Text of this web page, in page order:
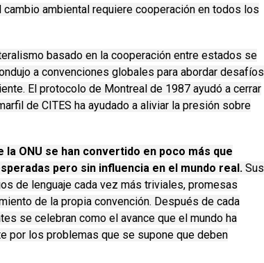
cambio ambiental requiere cooperación en todos los
basado en la cooperación entre estados se
a convenciones globales para abordar desafíos
El protocolo de Montreal de 1987 ayudó a cerrar
de CITES ha ayudado a aliviar la presión sobre
la ONU se han convertido en poco más que
pero sin influencia en el mundo real. Sus
de lenguaje cada vez más triviales, promesas
de la propia convención. Después de cada
se celebran como el avance que el mundo ha
por los problemas que se supone que deben